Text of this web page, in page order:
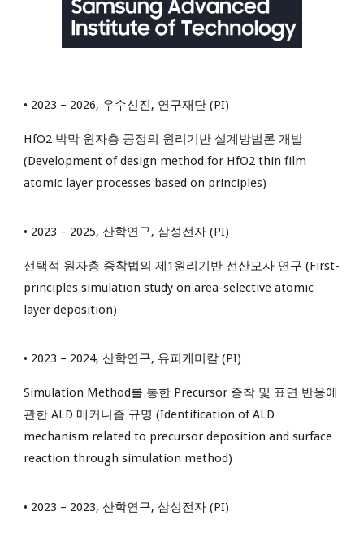
• 2023 – 2026, 우수신진, 연구재단 (PI)
HfO2 박막 원자층 공정의 원리기반 설계방법론 개발
(Development of design method for HfO2 thin film
atomic layer processes based on principles)
• 2023 – 2025, 산학연구, 삼성전자 (PI)
선택적 원자층 증착법의 제1원리기반 전산모사 연구 (First-
principles simulation study on area-selective atomic
layer deposition)
• 2023 – 2024, 산학연구, 유피케미칼 (PI)
Simulation Method를 통한 Precursor 증착 및 표면 반응에
관한 ALD 메커니즘 규명 (Identification of ALD
mechanism related to precursor deposition and surface
reaction through simulation method)
• 2023 – 2023, 산학연구, 삼성전자 (PI)